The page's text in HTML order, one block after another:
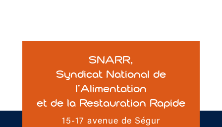
SNARR,
Syndicat National de
l’Alimentation
et de la Restauration Rapide
15-17 avenue de Ségur